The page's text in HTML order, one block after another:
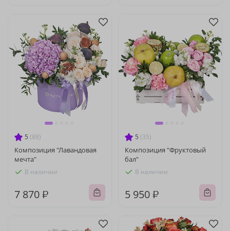
5 (88)
Композиция "Лавандовая
мечта"
В наличии
7 870 ₽
5 (35)
Композиция "Фруктовый
бал"
В наличии
5 950 ₽